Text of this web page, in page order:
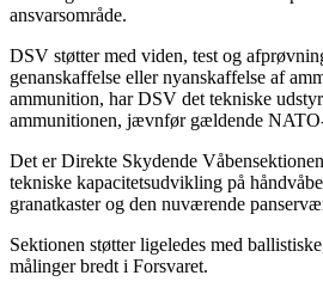
ansvarsområde.
DSV støtter med viden, test og
genanskaffelse eller nyanskaffelse af
ammunition, har DSV det tekniske
ammunitionen, jævnfør gældende
Det er Direkte Skydende
tekniske kapacitetsudvikling på
granatkaster og den nuværende
Sektionen støtter ligeledes med
målinger bredt i Forsvaret.